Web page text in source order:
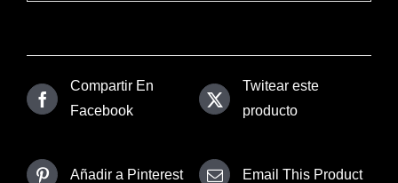
Compartir En
Facebook
Twitear este
producto
Añadir a Pinterest Email This Product